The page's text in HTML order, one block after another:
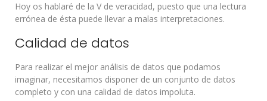
Hoy os hablaré de la V de veracidad, puesto que una lectura
errónea de ésta puede llevar a malas interpretaciones.
Calidad de datos
Para realizar el mejor análisis de datos que podamos
imaginar, necesitamos disponer de un conjunto de datos
completo y con una calidad de datos impoluta.